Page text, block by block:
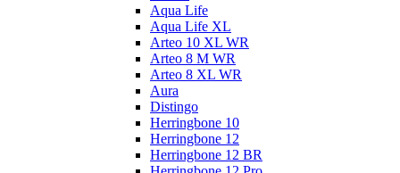
Aqua Life
Aqua Life XL
Arteo 10 XL WR
Arteo 8 M WR
Arteo 8 XL WR
Aura
Distingo
Herringbone 10
Herringbone 12
Herringbone 12 BR